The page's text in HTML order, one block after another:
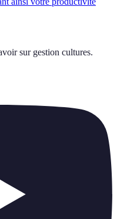
sur gestion cultures.